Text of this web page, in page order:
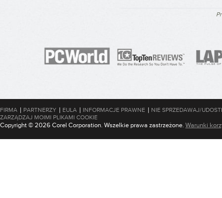
FIRMA | PARTNERZY | EULA | INFORMACJE PRAWNE | NIE SPRZEDAWAJ/
ZARZĄDZAJ MOIMI PLIKAMI COOKIE
Copyright © 2026 Corel Corporation. Wszelkie prawa zastrzeżone. Warunki